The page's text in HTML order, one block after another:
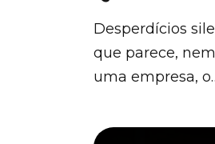
Desperdícios
que parece,
uma empresa,